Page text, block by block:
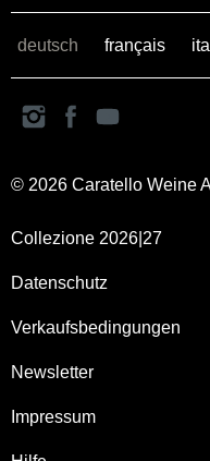
deutsch français
© 2026 Caratello Weine
Collezione 2026|27
Datenschutz
Verkaufsbedingungen
Newsletter
Impressum